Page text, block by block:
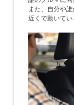
また、自分や
近くで動いて